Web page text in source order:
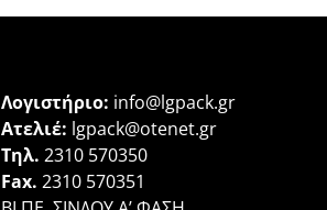
Λογιστήριο: info@lgpack.gr
Ατελιέ: lgpack@otenet.gr
Τηλ. 2310 570350
Fax. 2310 570351